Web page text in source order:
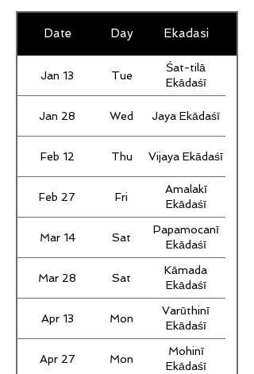
Date Day Ekadasi
Jan 13 Tue
Śat-tilā
Ekādaśī
Jan 28 Wed Jaya Ekādaśī
Feb 12 Thu Vijaya Ekādaśī
Feb 27 Fri
Amalakī
Ekādaśī
Mar 14 Sat
Papamocanī
Ekādaśī
Mar 28 Sat
Kāmada
Ekādaśī
Apr 13 Mon
Varūthinī
Ekādaśī
Apr 27 Mon
Mohinī
Ekādaśī